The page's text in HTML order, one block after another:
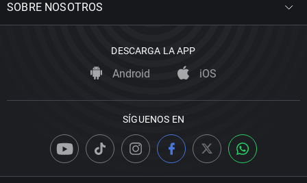
SOBRE NOSOTROS
DESCARGA LA APP
Android iOS
SÍGUENOS EN